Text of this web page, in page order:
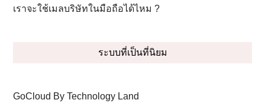
เราจะใช้เมลบริษัทในมือถือได้ไหม ?
ระบบที่เป็นที่นิยม
GoCloud By Technology Land